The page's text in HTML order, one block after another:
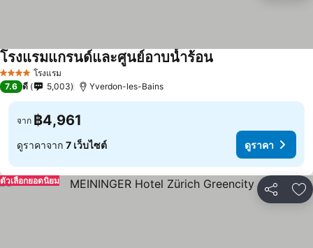
4 ดาว โรงแรม
โรงแรมแกรนด์และศูนย์อาบน้ำร้อน
7.6 ดี 5,003 Yverdon-les-Bains
จาก ฿4,961
ดูราคาจาก 7 เว็บไซต์ ดูราคา
แชร์ เ
ตัวเลือกยอดนิยม